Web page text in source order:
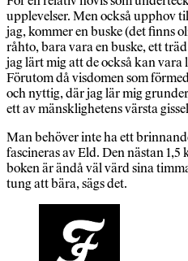
upplevelser. Men också upphov
jag, kommer en buske (det finns
råhto, bara vara en buske, ett
jag lärt mig att de också kan
Förutom då visdomen som
och nyttig, där jag lär mig
ett av mänsklighetens värsta
Man behöver inte ha ett
fascineras av Eld. Den nästan
boken är ändå väl värd sina
tung att bära, sägs det.